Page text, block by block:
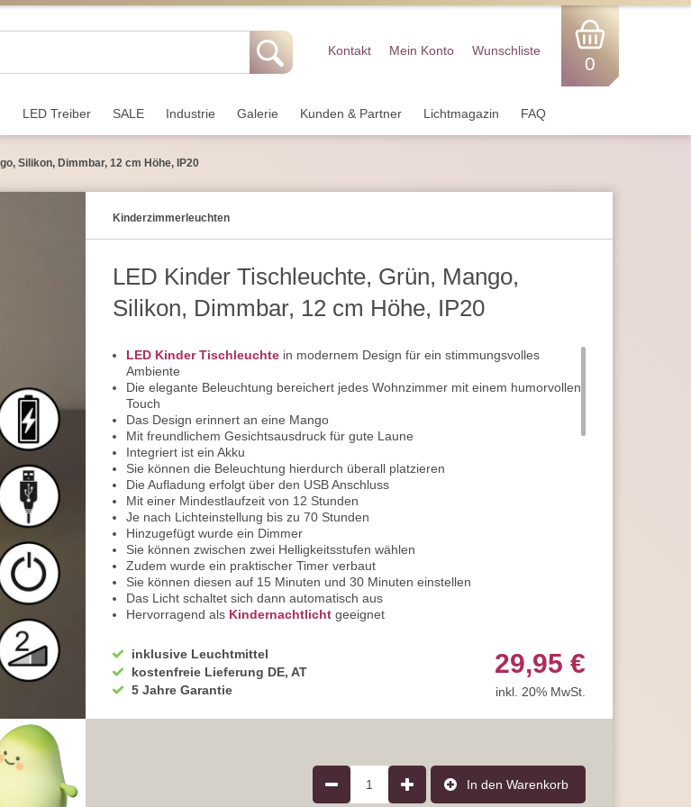
Kontakt Mein Konto Wunschliste
0
LED Treiber SALE Industrie Galerie Kunden & Partner Lichtmagazin FAQ
Silikon, Dimmbar, 12 cm Höhe, IP20
Kinderzimmer­leuchten
LED Kinder Tischleuchte, Grün, Mango,
Silikon, Dimmbar, 12 cm Höhe, IP20
LED Kinder Tischleuchte in modernem Design für ein stimmungsvolles
Ambiente
Die elegante Beleuchtung bereichert jedes Wohnzimmer mit einem humorvollen
Touch
Das Design erinnert an eine Mango
Mit freundlichem Gesichtsausdruck für gute Laune
Integriert ist ein Akku
Sie können die Beleuchtung hierdurch überall platzieren
Die Aufladung erfolgt über den USB Anschluss
Mit einer Mindestlaufzeit von 12 Stunden
Je nach Lichteinstellung bis zu 70 Stunden
Hinzugefügt wurde ein Dimmer
Sie können zwischen zwei Helligkeitsstufen wählen
Zudem wurde ein praktischer Timer verbaut
Sie können diesen auf 15 Minuten und 30 Minuten einstellen
Das Licht schaltet sich dann automatisch aus
Hervorragend als Kindernachtlicht geeignet
Eignet sich auch zur Verwendung in Kinder-Höhlen
Mit ihrer sanften Lichtstimmung eignet sie sich hervorragend für das
Schlafzimmer
Als dekorative Ergänzung im Flur bringt sie eine freundliche Lichtstimmung
Die Klassifikation ist mit IP20 für den Innenraum ausgewiesen
inklusive Leuchtmittel
kostenfreie Lieferung DE, AT
5 Jahre Garantie
29,95 €
inkl. 20% MwSt.
1 In den Warenkorb